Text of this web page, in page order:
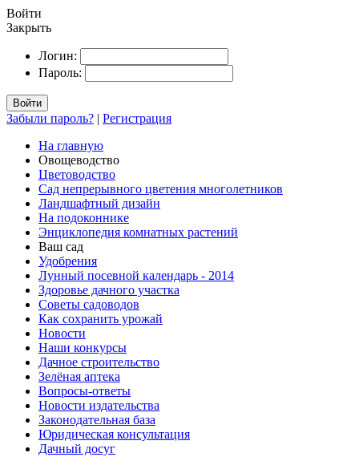
Войти
Закрыть
Логин:
Пароль:
Войти
Забыли пароль? | Регистрация
На главную
Овощеводство
Цветоводство
Сад непрерывного цветения многолетников
Ландшафтный дизайн
На подоконнике
Энциклопедия комнатных растений
Ваш сад
Удобрения
Лунный посевной календарь - 2014
Здоровье дачного участка
Советы садоводов
Как сохранить урожай
Новости
Наши конкурсы
Дачное строительство
Зелёная аптека
Вопросы-ответы
Новости издательства
Законодательная база
Юридическая консультация
Дачный досуг